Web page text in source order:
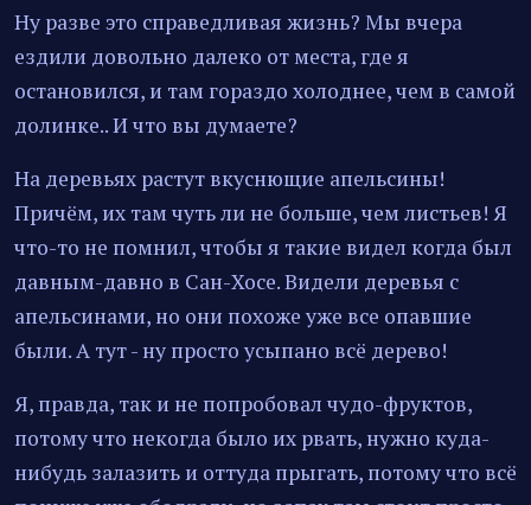
Ну разве это справедливая жизнь? Мы вчера
ездили довольно далеко от места, где я
остановился, и там гораздо холоднее, чем в самой
долинке.. И что вы думаете?
На деревьях растут вкуснющие апельсины!
Причём, их там чуть ли не больше, чем листьев! Я
что-то не помнил, чтобы я такие видел когда был
давным-давно в Сан-Хосе. Видели деревья с
апельсинами, но они похоже уже все опавшие
были. А тут - ну просто усыпано всё дерево!
Я, правда, так и не попробовал чудо-фруктов,
потому что некогда было их рвать, нужно куда-
нибудь залазить и оттуда прыгать, потому что всё